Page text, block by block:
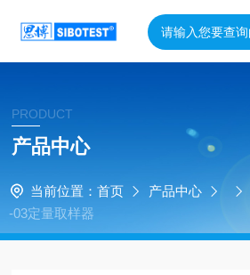
PRODUCT
产品中心
当前位置： 首页 产品中心
-03定量取样器